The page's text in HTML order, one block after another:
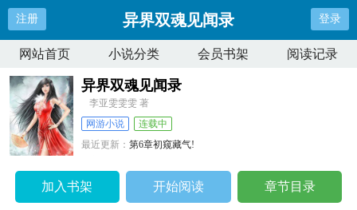
注册 异界双魂见闻录 登录
网站首页 小说分类 会员书架 阅读记录
异界双魂见闻录
李亚雯雯雯 著
网游小说
连载中
最近更新：第6章初窥藏气!
加入书架 开始阅读 章节目录